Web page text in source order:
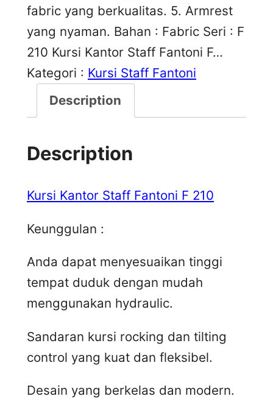
fabric yang berkualitas. 5. Armrest
yang nyaman. Bahan : Fabric Seri : F
210 Kursi Kantor Staff Fantoni F…
Kategori : Kursi Staff Fantoni
Description
Description
Kursi Kantor Staff Fantoni F 210
Keunggulan :
Anda dapat menyesuaikan tinggi
tempat duduk dengan mudah
menggunakan hydraulic.
Sandaran kursi rocking dan tilting
control yang kuat dan fleksibel.
Desain yang berkelas dan modern.